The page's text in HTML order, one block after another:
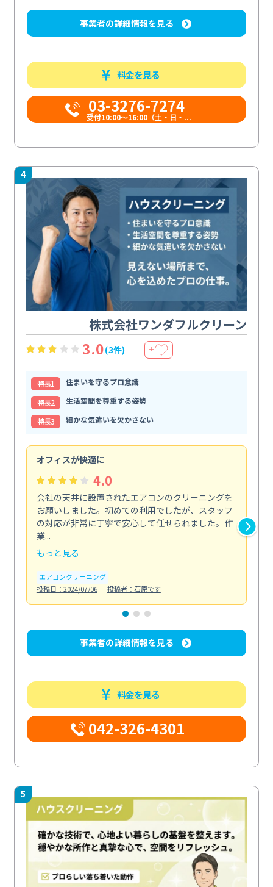
事業者の詳細情報を見る
料金を見る
03-3276-7274
受付10:00〜16:00（土・日・...
4
株式会社ワンダフルクリーン
3.0(3件) ＋
特⻑1
住まいを守るプロ意識
特⻑2
生活空間を尊重する姿勢
特⻑3
細かな気遣いを欠かさない
オフィスが快適に
4.0
会社の天井に設置されたエアコンのクリーニングを
お願いしました。初めての利用でしたが、スタッフ
の対応が非常に丁寧で安心して任せられました。作
業...
もっと見る
エアコンクリーニング
投稿日：2024/07/06
投稿者：石原です
事業者の詳細情報を見る
料金を見る
042-326-4301
5